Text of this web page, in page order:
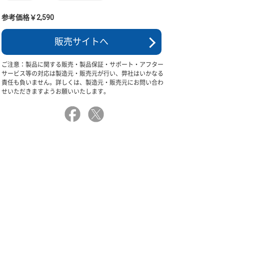
参考価格￥2,590
販売サイトへ
ご注意：製品に関する販売・製品保証・サポート・アフター
サービス等の対応は製造元・販売元が行い、弊社はいかなる
責任も負いません。詳しくは、製造元・販売元にお問い合わ
せいただきますようお願いいたします。